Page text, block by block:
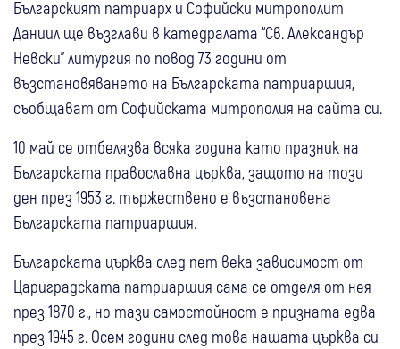
Българският патриарх и Софийски митрополит
Даниил ще възглави в катедралата “Св. Александър
Невски" литургия по повод 73 години от
възстановяването на Българската патриаршия,
съобщават от Софийската митрополия на сайта си.
10 май се отбелязва всяка година като празник на
Българската православна църква, защото на този
ден през 1953 г. тържествено е възстановена
Българската патриаршия.
Българската църква след пет века зависимост от
Цариградската патриаршия сама се отделя от нея
през 1870 г., но тази самостойност е призната едва
през 1945 г. Осем години след това нашата църква си